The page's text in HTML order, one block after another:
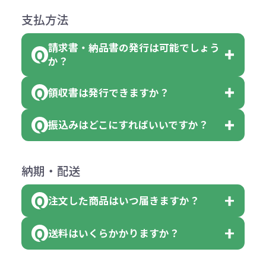
費用）
になっております。
クエアトート」は10個単位でしたら
色を指定出来るので、ピンクを100
個、ブルーを90個、イエローを110
【色指定の仕方】
に必要な個数を入力ください。
※10個単位など購入できる単位が決
はまらない数を入力すると、アラー
合
●名入れ、オリジナルの内容が異な
っていた場合
または返金にて対応させていただき
ます。
その際不良品については送料着払い
ください。
（商品の状態により、対応が変わる
※不良商品をご返却いただけない場
計算例：
＜1色印刷の場合＞
（提供価格（商品代）+名入れ費用
（印刷代））×枚数+製版代
（提供価格（商品代）+名入れ費用
×色数
※例えば2色印刷の場合には、名入
れ費用が2倍、製版代が2倍必要で
す。
商品によりますが、お見積もりさせ
ていただきます。
見積もりサポートから個別でお問い
支払方法
請求書・納品書の発行は可能でしょう
か？
会員様はマイページより各種帳票の
ダウンロードが可能です。
詳しくはこちらはご確認ください。
領収書のダウンロード
領収書は発行できますか？
会員様はマイページより各種帳票の
詳しくはこちらはご確認ください。
領収書のダウンロード
振込みはどこにすればいいですか？
下記口座にお願いします。
■三菱UFJ銀行
小田井支店（おたいしてん）
納期・配送
注文した商品はいつ届きますか？
既製品の場合、ご入金確認後3営業
送料はいくらかかりますか？